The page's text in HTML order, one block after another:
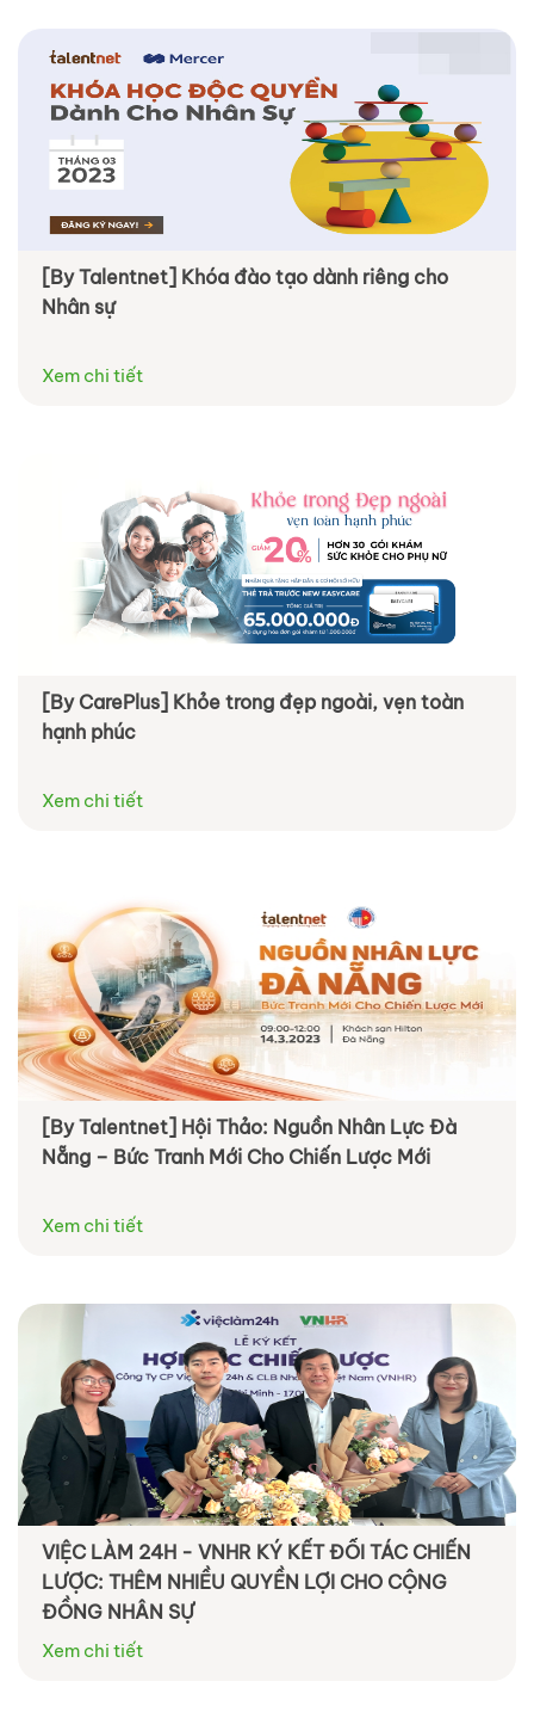
[By Talentnet] Khóa đào tạo dành riêng cho
Nhân sự
Xem chi tiết
[By CarePlus] Khỏe trong đẹp ngoài, vẹn toàn
hạnh phúc
Xem chi tiết
[By Talentnet] Hội Thảo: Nguồn Nhân Lực Đà
Nẵng – Bức Tranh Mới Cho Chiến Lược Mới
Xem chi tiết
VIỆC LÀM 24H - VNHR KÝ KẾT ĐỐI TÁC CHIẾN
LƯỢC: THÊM NHIỀU QUYỀN LỢI CHO CỘNG
ĐỒNG NHÂN SỰ
Xem chi tiết